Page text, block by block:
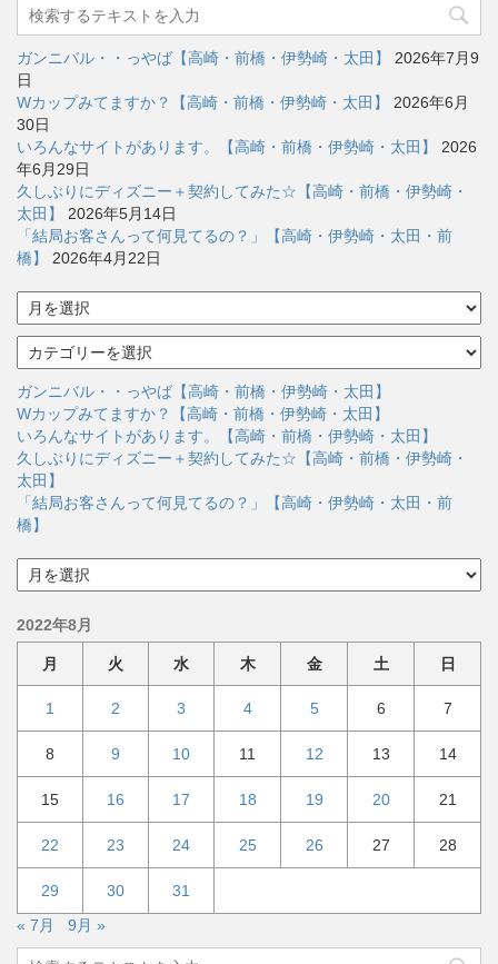
ガンニバル・・っやば【高崎・前橋・伊勢崎・太田】
2026年7月9
日
Wカップみてますか？【高崎・前橋・伊勢崎・太田】
2026年6月
30日
いろんなサイトがあります。【高崎・前橋・伊勢崎・太田】
2026
年6月29日
久しぶりにディズニー＋契約してみた☆【高崎・前橋・伊勢崎・
太田】
2026年5月14日
「結局お客さんって何見てるの？」【高崎・伊勢崎・太田・前
橋】
2026年4月22日
ー
イ
ブ
テ
ゴ
リ
ー
ガンニバル・・っやば【高崎・前橋・伊勢崎・太田】
Wカップみてますか？【高崎・前橋・伊勢崎・太田】
いろんなサイトがあります。【高崎・前橋・伊勢崎・太田】
久しぶりにディズニー＋契約してみた☆【高崎・前橋・伊勢崎・
太田】
「結局お客さんって何見てるの？」【高崎・伊勢崎・太田・前
橋】
ー
イ
2022年8月
月 火 水 木 金 土 日
1 2 3 4 5 6 7
8 9 10 11 12 13 14
15 16 17 18 19 20 21
22 23 24 25 26 27 28
29 30
31
« 7月
9月 »